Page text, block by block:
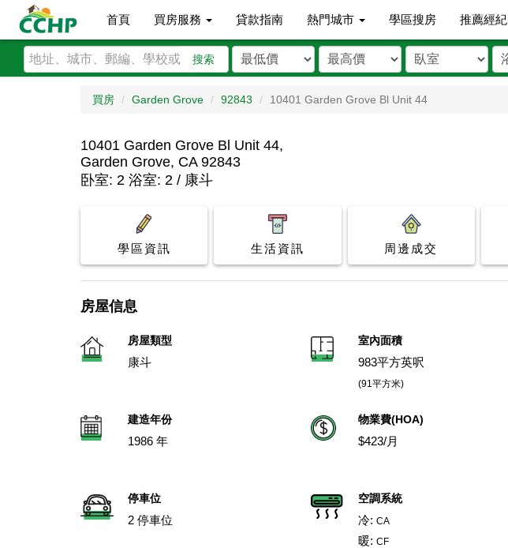
首頁 買房服務 貸款指南 熱門城市 學區搜房 推薦經紀
搜索
買房 Garden Grove 92843 10401 Garden Grove Bl Unit 44
10401 Garden Grove Bl Unit 44,
Garden Grove, CA 92843
卧室: 2 浴室: 2 / 康斗
學區資訊 生活資訊 周邊成交
房屋信息
房屋類型
康斗
室內面積
983平方英呎
(91平方米)
建造年份
1986 年
物業費(HOA)
$423/月
停車位
2 停車位
空調系統
冷:CA
暖:CF